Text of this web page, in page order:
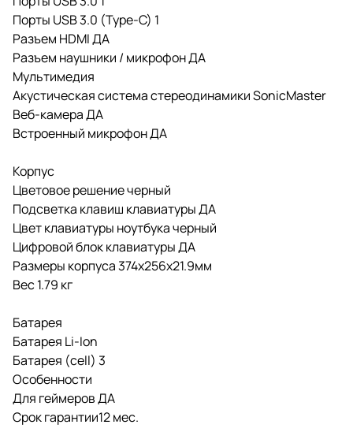
Порты USB 3.0 (Type-C) 1
Разъем HDMI ДА
Разъем наушники / микрофон ДА
Мультимедия
Акустическая система стереодинамики SonicMaster
Веб-камера ДА
Встроенный микрофон ДА
Корпус
Цветовое решение черный
Подсветка клавиш клавиатуры ДА
Цвет клавиатуры ноутбука черный
Цифровой блок клавиатуры ДА
Размеры корпуса 374x256x21.9мм
Вес 1.79 кг
Батарея
Батарея Li-Ion
Батарея (cell) 3
Особенности
Для геймеров ДА
Срок гарантии12 мес.